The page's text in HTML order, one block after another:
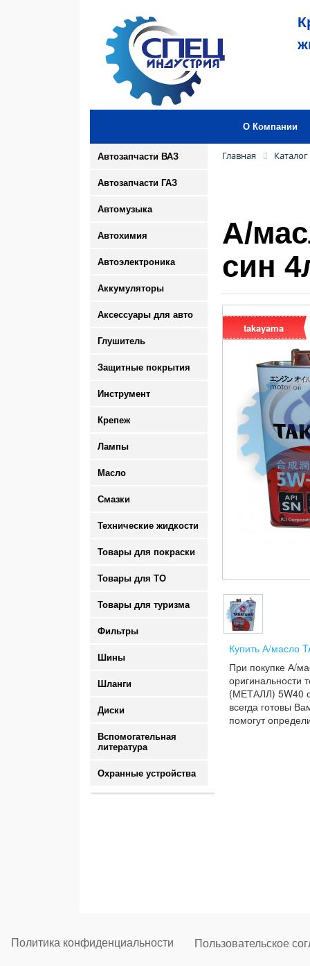
О Компании
Автозапчасти ВАЗ
Автозапчасти ГАЗ
Автомузыка
Автохимия
Автоэлектроника
Аккумуляторы
Аксессуары для авто
Глушитель
Защитные покрытия
Инструмент
Крепеж
Лампы
Масло
Смазки
Технические жидкости
Товары для покраски
Товары для ТО
Товары для туризма
Фильтры
Шины
Шланги
Диски
Вспомогательная
литература
Охранные устройства
Главная Каталог
А/
син
takayama
Купить А/масло
При покупке А/
оригинальности
(МЕТАЛЛ) 5W40
всегда готовы
помогут
Политика конфиденциальности Пользовательское